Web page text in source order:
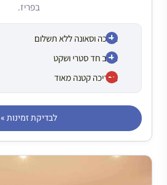
בריכה וסאונה ללא תשלום
רחוב חד סטרי ושקט
הבריכה קטנה מאוד
בפריז.
לבדיקת זמינות »